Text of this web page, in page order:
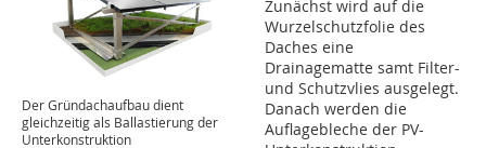
Der Gründachaufbau dient
gleichzeitig als Ballastierung der
Unterkonstruktion
Zunächst wird auf die
Wurzelschutzfolie des
Daches eine
Drainagematte samt Filter-
und Schutzvlies ausgelegt.
Danach werden die
Auflagebleche der PV-